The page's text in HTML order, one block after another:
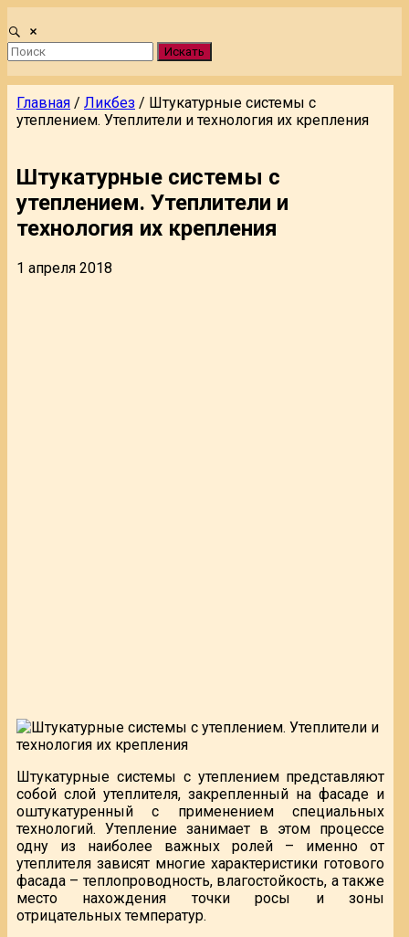
Искать
Главная / Ликбез / Штукатурные системы с
утеплением. Утеплители и технология их крепления
Штукатурные системы с
утеплением. Утеплители и
технология их крепления
1 апреля 2018
Штукатурные системы с утеплением представляют
собой слой утеплителя, закрепленный на фасаде и
оштукатуренный с применением специальных
технологий. Утепление занимает в этом процессе
одну из наиболее важных ролей – именно от
утеплителя зависят многие характеристики готового
фасада – теплопроводность, влагостойкость, а также
место нахождения точки росы и зоны
отрицательных температур.